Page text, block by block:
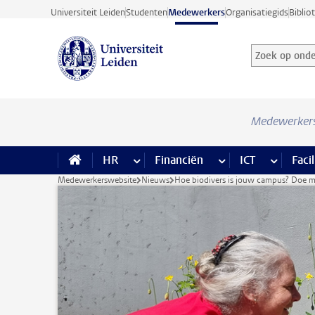
Ga direct naar de inhoud
Universiteit LeidenStudentenMedewerkersOrganisatiegids
Zoek op
Zoekterm
HR meer HR pagina’s
Financiën meer Financiën
ICT meer ICT
Medewerkerswebsite Nieuws Hoe biodivers is jouw campus? Doe